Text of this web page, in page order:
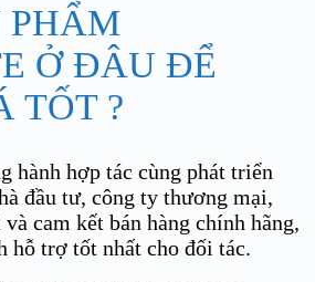
PHẨM
Ở ĐÂU ĐỂ
TỐT ?
hành hợp tác cùng phát triển
đầu tư, công ty thương mại,
cam kết bán hàng chính hãng,
hỗ trợ tốt nhất cho đối tác.